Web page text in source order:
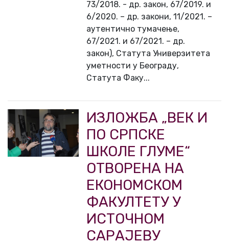
73/2018. - др. закон, 67/2019. и
6/2020. – др. закони, 11/2021. –
аутентично тумачење,
67/2021. и 67/2021. – др.
закон), Статута Универзитета
уметности у Београду,
Статута Факу...
ИЗЛОЖБА „ВЕК И
ПО СРПСКЕ
ШКОЛЕ ГЛУМЕ“
ОТВОРЕНА НА
ЕКОНОМСКОМ
ФАКУЛТЕТУ У
ИСТОЧНОМ
САРАЈЕВУ